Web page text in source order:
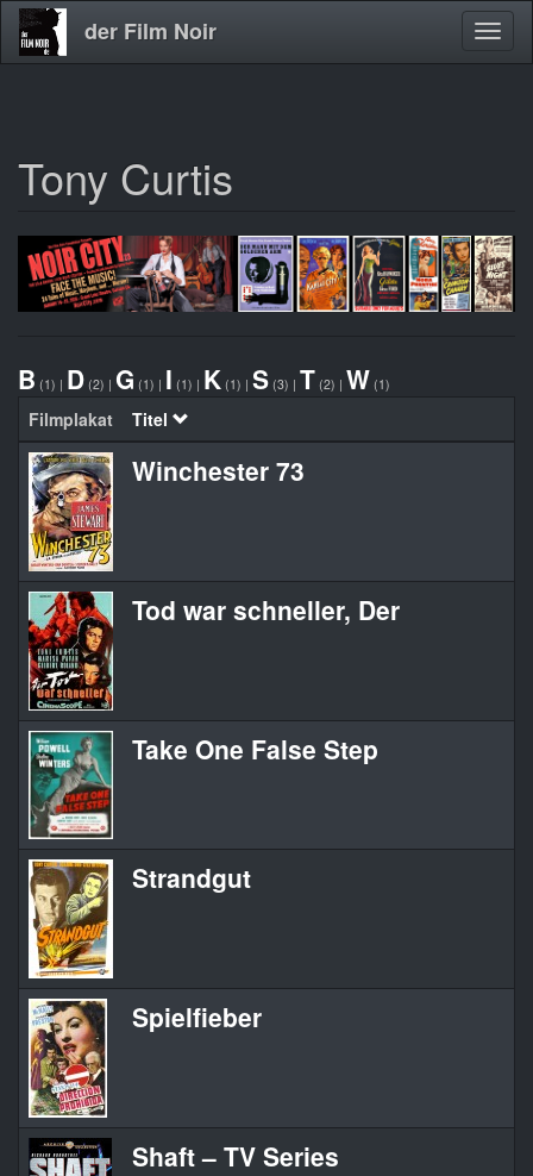
Direkt
zum
der Film Noir
Tony Curtis
B (1) | D (2) | G (1) | I (1) | K (1) | S (3) | T (2) | W (1)
Filmplakat Titel
Winchester 73
Tod war schneller, Der
Take One False Step
Strandgut
Spielfieber
Shaft – TV Series